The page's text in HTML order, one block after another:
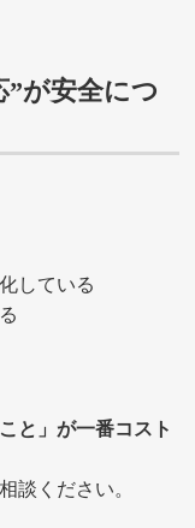
”が安全につ
している
と」が一番コスト
談ください。